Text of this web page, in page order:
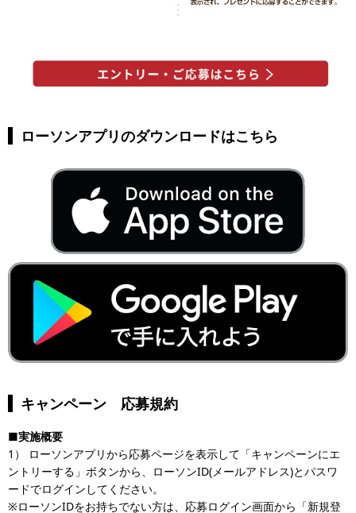
ローソンアプリのダウンロードはこちら
キャンペーン 応募規約
■実施概要
1） ローソンアプリから応募ページを表示して「キャンペーンにエ
ントリーする」ボタンから、ローソンID(メールアドレス)とパスワ
ードでログインしてください。
※ローソンIDをお持ちでない方は、応募ログイン画面から「新規登